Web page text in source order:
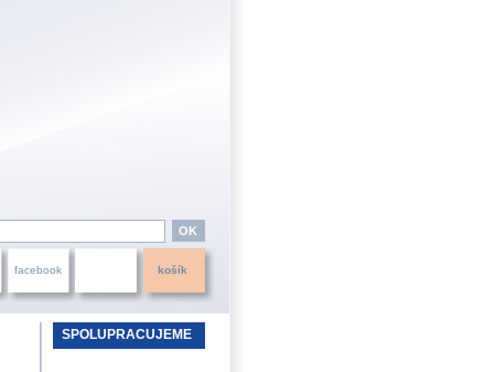
facebook košík
SPOLUPRACUJEME